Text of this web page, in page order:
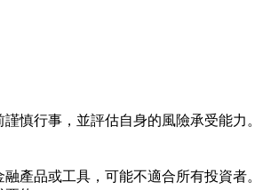
慎行事，並評估自身的風險承受能力。
產品或工具，可能不適合所有投資者。